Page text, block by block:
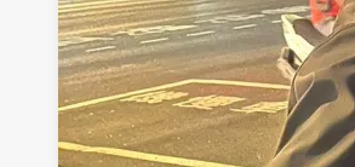
賽
紀
實》